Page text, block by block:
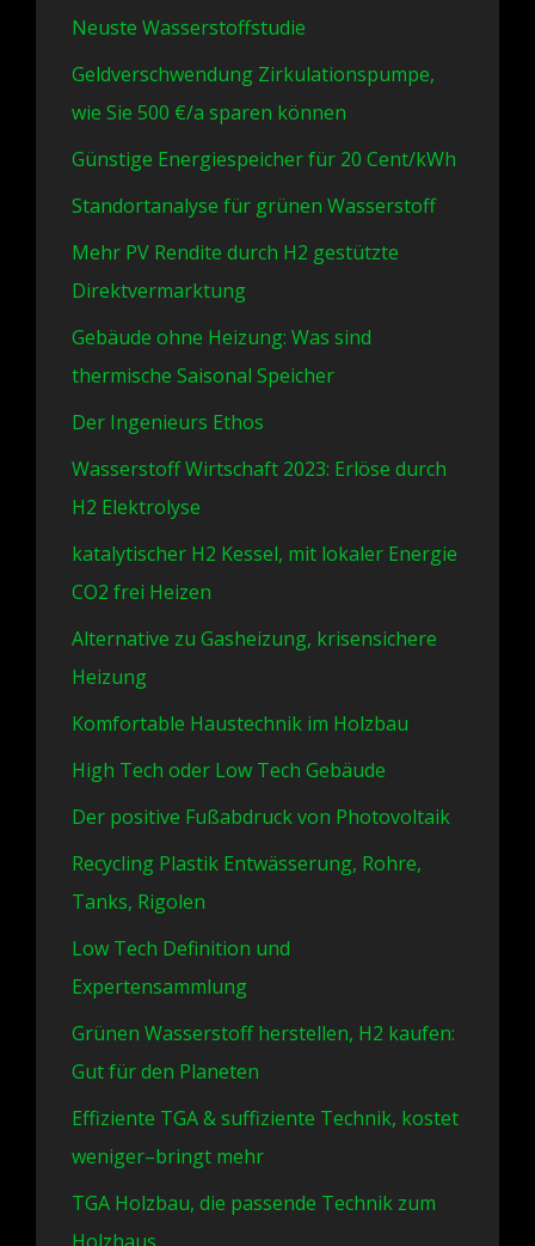
Neuste Wasserstoffstudie
Geldverschwendung Zirkulationspumpe,
wie Sie 500 €/a sparen können
Günstige Energiespeicher für 20 Cent/kWh
Standortanalyse für grünen Wasserstoff
Mehr PV Rendite durch H2 gestützte
Direktvermarktung
Gebäude ohne Heizung: Was sind
thermische Saisonal Speicher
Der Ingenieurs Ethos
Wasserstoff Wirtschaft 2023: Erlöse durch
H2 Elektrolyse
katalytischer H2 Kessel, mit lokaler Energie
CO2 frei Heizen
Alternative zu Gasheizung, krisensichere
Heizung
Komfortable Haustechnik im Holzbau
High Tech oder Low Tech Gebäude
Der positive Fußabdruck von Photovoltaik
Recycling Plastik Entwässerung, Rohre,
Tanks, Rigolen
Low Tech Definition und
Expertensammlung
Grünen Wasserstoff herstellen, H2 kaufen:
Gut für den Planeten
Effiziente TGA & suffiziente Technik, kostet
weniger–bringt mehr
TGA Holzbau, die passende Technik zum